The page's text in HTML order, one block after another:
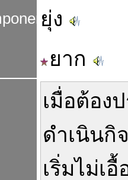
ยุ่ง
ยาก
เมื่อต้อง
ดำเนินกิ
เริ่มไม่เ